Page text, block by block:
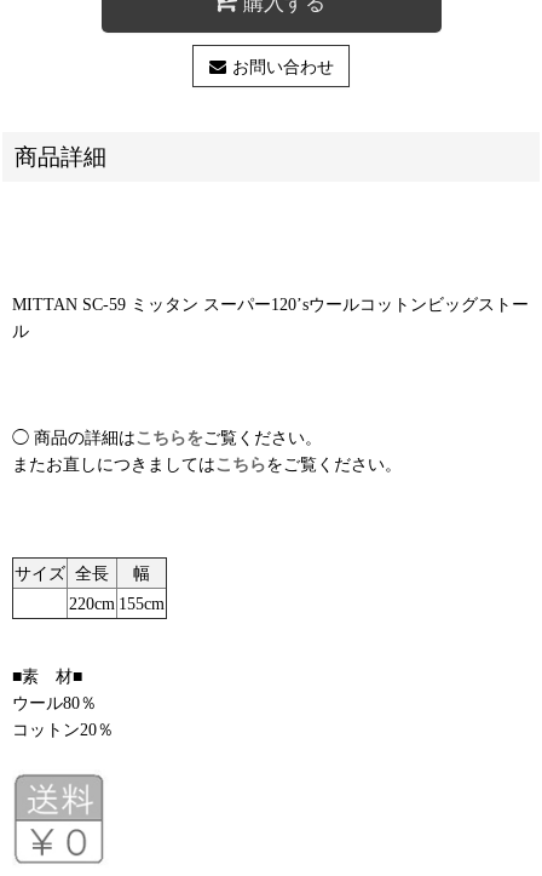
お問い合わせ
商品詳細
MITTAN SC-59 ミッタン スーパー120’sウールコットンビッグストー
ル
◯ 商品の詳細はこちらをご覧ください。
またお直しにつきましてはこちらをご覧ください。
サイズ 全長
幅
220cm 155cm
■素 材■
ウール80％
コットン20％